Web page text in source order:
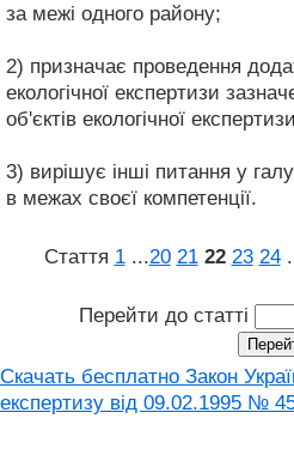
за межі одного району;
2) призначає проведення
екологічної експертизи
об'єктів екологічної
3) вирішує інші питання у
в межах своєї компетенції.
Стаття 1 ...20 21 22 23 24
Перейти до статті
Скачать бесплатно Закон
експертизу від 09.02.1995 №